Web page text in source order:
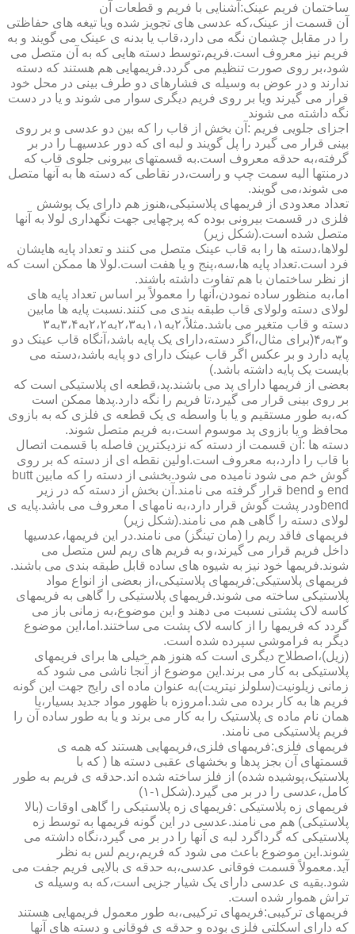
ساختمان فریم عینک:آشنایی با فریم و قطعات آن
آن قسمت از عینک،که عدسی های تجویز شده ویا تیغه های حفاظتی
را در مقابل چشمان نگه می دارد،قاب یا بدنه ی عینک می گویند و به
فریم نیز معروف است.فریم،توسط دسته هایی که به آن متصل می
شود،بر روی صورت تنظیم می گردد.فریمهایی هم هستند که دسته
ندارند و در عوض به وسیله ی فشارهای دو طرف بینی در محل خود
قرار می گیرند ویا بر روی فریم دیگری سوار می شوند و یا در دست
نگه داشته می شوند
اجزای جلویی فریم :آن بخش از قاب را که بین دو عدسی و بر روی
بینی قرار می گیرد را پل گویند و لبه ای که دور عدسیهـا را در بر
گرفته،به حدقه معروف است.به قسمتهای بیرونی جلوی قاب که
درمنتها الیه سمت چپ و راست،در نقاطی که دسته ها به آنها متصل
می شوند،می گویند.
تعداد معدودی از فریمهای پلاستیکی،هنوز هم دارای یک پوشش
فلزی در قسمت بیرونی بوده که پرچهایی جهت نگهداری لولا به آنها
متصل شده است.(شکل زیر)
لولاها،دسته ها را به قاب عینک متصل می کنند و تعداد پایه هایشان
فرد است.تعداد پایه ها،سه،پنج و یا هفت است.لولا ها ممکن است که
از نظر ساختمان با هم تفاوت داشته باشند.
اما،به منظور ساده نمودن،آنها را معمولاً بر اساس تعداد پایه های
لولای دسته ولولای قاب طبقه بندی می کنند.نسبت پایه ها مابین
دسته و قاب متغیر می باشد.مثلاً،۲به۱،۱به۲،۳به۲،۲به۳،۴به۳
و۳به۴٫(برای مثال،اگر دسته،دارای یک پایه باشد،آنگاه قاب عینک دو
پایه دارد و بر عکس اگر قاب عینک دارای دو پایه باشد،دسته می
بایست یک پایه داشته باشد.)
بعضی از فریمها دارای پد می باشند.پد،قطعه ای پلاستیکی است که
بر روی بینی قرار می گیرد،تا فریم را نگه دارد.پدها ممکن است
که،به طور مستقیم و یا با واسطه ی یک قطعه ی فلزی که به بازوی
محافظ و یا بازوی پد موسوم است،به فریم متصل شوند.
دسته ها :آن قسمت از دسته که نزدیکترین فاصله با قسمت اتصال
با قاب را دارد،به معروف است.اولین نقطه ای از دسته که بر روی
گوش خم می شود نامیده می شود.بخشی از دسته را که مابین butt
end و bend قرار گرفته می نامند.آن بخش از دسته که در زیر
bendودر پشت گوش قرار دارد،به نامهای l معروف می باشد.پایه ی
لولای دسته را گاهی هم می نامند.(شکل زیر)
فریمهای فاقد ریم را (مان تینگز) می نامند.در این فریمها،عدسیها
داخل فریم قرار می گیرند،و به فریم های ریم لس متصل می
شوند.فریمها خود نیز به شیوه های ساده قابل طبقه بندی می باشند.
فریمهای پلاستیکی:فریمهای پلاستیکی،از بعضی از انواع مواد
پلاستیکی ساخته می شوند.فریمهای پلاستیکی را گاهی به فریمهای
کاسه لاک پشتی نسبت می دهند و این موضوع،به زمانی باز می
گردد که فریمها را از کاسه لاک پشت می ساختند.اما،این موضوع
دیگر به فراموشی سپرده شده است.
(زیل)،اصطلاح دیگری است که هنوز هم خیلی ها برای فریمهای
پلاستیکی به کار می برند.این موضوع از آنجا ناشی می شود که
زمانی زیلونیت(سلولز نیتریت)به عنوان ماده ای رایج جهت این گونه
فریم ها به کار برده می شد.امروزه با ظهور مواد جدید بسیار،یا
همان نام ماده ی پلاستیک را به کار می برند و یا به طور ساده آن را
فریم پلاستیکی می نامند.
فریمهای فلزی:فریمهای فلزی،فریمهایی هستند که همه ی
قسمتهای آن بجز پدها و بخشهای عقبی دسته ها ( که با
پلاستیک،پوشیده شده) از فلز ساخته شده اند.حدقه ی فریم به طور
کامل،عدسی را در بر می گیرد.(شکل۱-۱)
فریمهای زه پلاستیکی :فریمهای زه پلاستیکی را گاهی اوقات (بالا
پلاستیکی) هم می نامند.عدسی در این گونه فریمها به توسط زه
پلاستیکی که گرداگرد لبه ی آنها را در بر می گیرد،نگاه داشته می
شوند.این موضوع باعث می شود که فریم،ریم لس به نظر
آید.معمولاً قسمت فوقانی عدسی،به حدقه ی بالایی فریم جفت می
شود.بقیه ی عدسی دارای یک شیار جزیی است،که به وسیله ی
تراش هموار شده است.
فریمهای ترکیبی:فریمهای ترکیبی،به طور معمول فریمهایی هستند
که دارای اسکلتی فلزی بوده و حدقه ی فوقانی و دسته های آنها